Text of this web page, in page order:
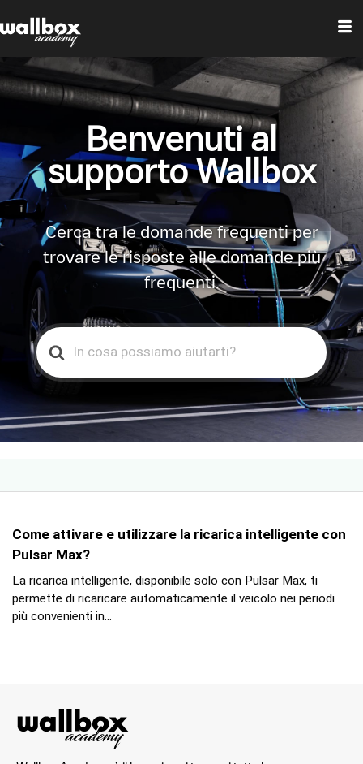
Benvenuti al
supporto Wallbox
Cerca tra le domande frequenti per
trovare le risposte alle domande più
frequenti.
Search
For
Come attivare e utilizzare la ricarica intelligente con
Pulsar Max?
La ricarica intelligente, disponibile solo con Pulsar Max, ti
permette di ricaricare automaticamente il veicolo nei periodi
più convenienti in...